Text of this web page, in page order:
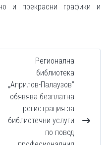
и прекрасни графики и
Регионална
библиотека
„Априлов-Палаузов”
обявява безплатна
регистрация за
библиотечни услуги
по повод